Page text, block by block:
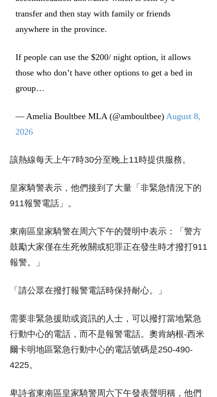
transfer and then stay with family or friends
anywhere in the province.
If people can use the $200/ night option, it allows
those who don’t have other options to get a bed in
group…
— Amelia Boultbee MLA (@amboultbee) August 8,
2026
該熱線每天上午7時30分至晚上11時提供服務。
皇家騎警表示，他們接到了大量「非緊急情況下的
911報警電話」。
東南區皇家騎警在周六下午的聲明中表示：「警方
鼓勵大家僅在生死攸關或犯罪正在發生時才撥打911
報警。」
「請公眾在撥打報警電話時保持耐心。」
需要非緊急援助或資訊的人士，可以撥打當地緊急
行動中心的電話，而不是報警電話。奧肯納根-西米
爾卡明地區緊急行動中心的電話號碼是250-490-
4225。
卑詩省東南區皇家騎警周六下午發表聲明稱，他們